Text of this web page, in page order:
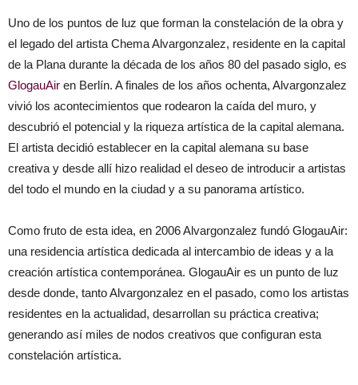
Uno de los puntos de luz que forman la constelación de la obra y
el legado del artista Chema Alvargonzalez, residente en la capital
de la Plana durante la década de los años 80 del pasado siglo, es
GlogauAir en Berlín. A finales de los años ochenta, Alvargonzalez
vivió los acontecimientos que rodearon la caída del muro, y
descubrió el potencial y la riqueza artística de la capital alemana.
El artista decidió establecer en la capital alemana su base
creativa y desde allí hizo realidad el deseo de introducir a artistas
del todo el mundo en la ciudad y a su panorama artístico.
Como fruto de esta idea, en 2006 Alvargonzalez fundó GlogauAir:
una residencia artística dedicada al intercambio de ideas y a la
creación artística contemporánea. GlogauAir es un punto de luz
desde donde, tanto Alvargonzalez en el pasado, como los artistas
residentes en la actualidad, desarrollan su práctica creativa;
generando así miles de nodos creativos que configuran esta
constelación artística.